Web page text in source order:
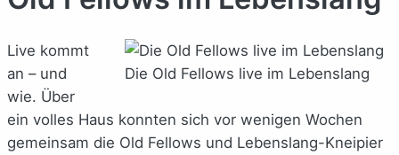
Die Old Fellows live im Lebenslang
Live kommt
an – und
wie. Über
ein volles Haus konnten sich vor wenigen Wochen
gemeinsam die Old Fellows und Lebenslang-Kneipier